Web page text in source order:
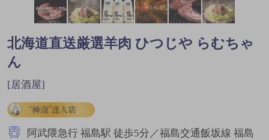
北海道直送厳選羊肉 ひつじや らむちゃ
ん
[居酒屋]
阿武隈急行 福島駅 徒歩5分／福島交通飯坂線 福島